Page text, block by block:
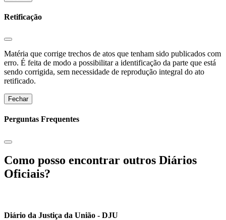
Retificação
Matéria que corrige trechos de atos que tenham sido publicados com
erro. É feita de modo a possibilitar a identificação da parte que está
sendo corrigida, sem necessidade de reprodução integral do ato
retificado.
Fechar
Perguntas Frequentes
Como posso encontrar outros Diários
Oficiais?
Diário da Justiça da União - DJU